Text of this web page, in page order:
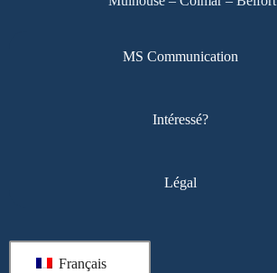
MS Communication
Intéressé?
Légal
Français